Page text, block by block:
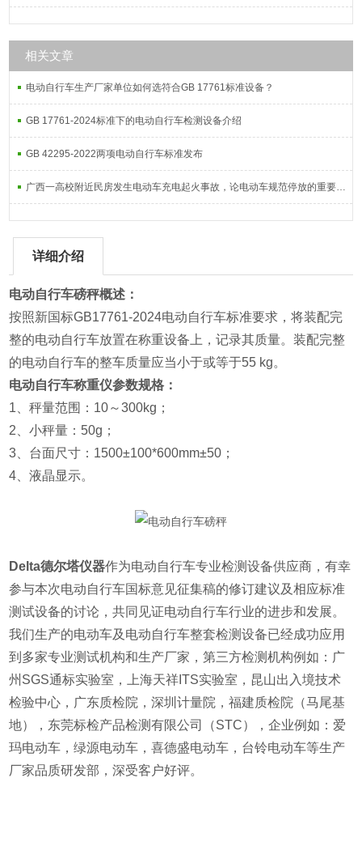
相关文章
电动自行车生产厂家单位如何选符合GB 17761标准设备？
GB 17761-2024标准下的电动自行车检测设备介绍
GB 42295-2022两项电动自行车标准发布
广西一高校附近民房发生电动车充电起火事故，论电动车规范停放的重要性！
详细介绍
电动自行车磅秤概述：
按照新国标GB17761-2024电动自行车标准要求，将装配完
整的电动自行车放置在称重设备上，记录其质量。装配完整
的电动自行车的整车质量应当小于或等于55 kg。
电动自行车称重仪参数规格：
1、秤量范围：10～300kg；
2、小秤量：50g；
3、台面尺寸：1500±100*600mm±50；
4、液晶显示。
Delta德尔塔仪器作为电动自行车专业检测设备供应商，有幸
参与本次电动自行车国标意见征集稿的修订建议及相应标准
测试设备的讨论，共同见证电动自行车行业的进步和发展。
我们生产的电动车及电动自行车整套检测设备已经成功应用
到多家专业测试机构和生产厂家，第三方检测机构例如：广
州SGS通标实验室，上海天祥ITS实验室，昆山出入境技术
检验中心，广东质检院，深圳计量院，福建质检院（马尾基
地），东莞标检产品检测有限公司（STC），企业例如：爱
玛电动车，绿源电动车，喜德盛电动车，台铃电动车等生产
厂家品质研发部，深受客户好评。